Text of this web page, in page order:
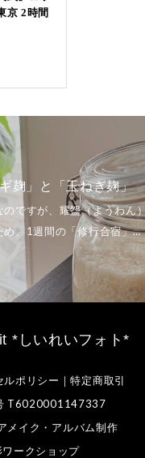
麹」と「玉ねぎ麹」
*しいれいフォト*
ポリシー｜特定商取引
T6020001147337
メイク・アルバム制作
ークショップ